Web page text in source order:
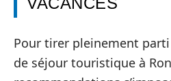
Pour tirer pleinement
de séjour touristique à